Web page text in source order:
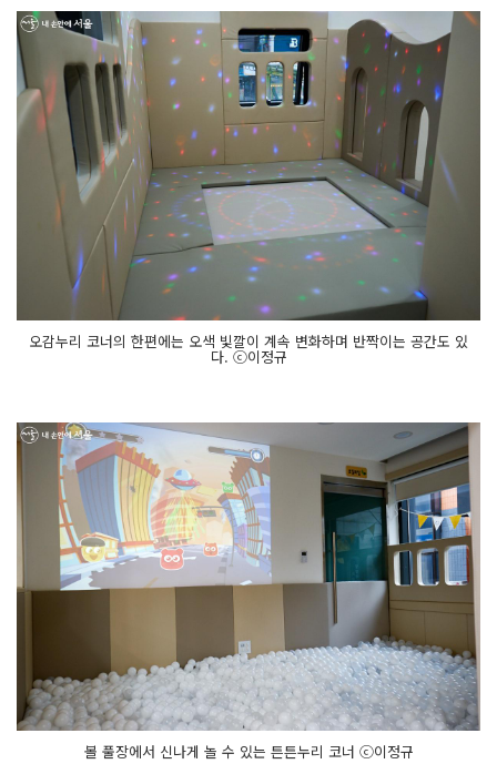
오감누리 코너의 한편에는 오색 빛깔이 계속 변화하며 반짝이는 공간도 있
다. ⓒ이정규
볼 풀장에서 신나게 놀 수 있는 튼튼누리 코너 ⓒ이정규